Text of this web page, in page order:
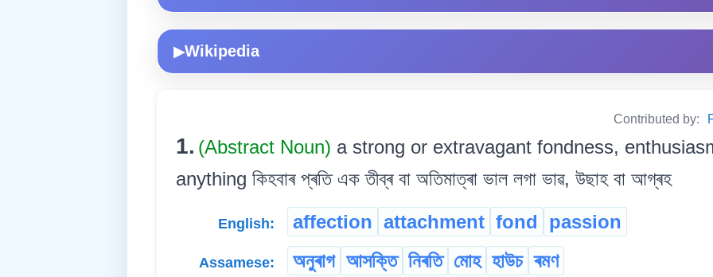
▶Wikipedia
Contributed by:
1. (Abstract Noun) a strong or extravagant fondness,
anything কিহবাৰ প্ৰতি এক তীব্ৰ বা অতিমাত্ৰা ভাল লগা ভাৱ, উছাহ বা আগ্ৰহ
English: affection attachment fond passion
Assamese: অনুৰাগ আসক্তি নিৰতি মোহ হাউচ ৰমণ